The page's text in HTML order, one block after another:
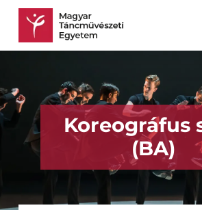
Skip
content
Kosár
Koreográfus
(BA)